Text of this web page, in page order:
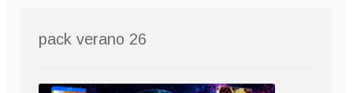
pack verano 26